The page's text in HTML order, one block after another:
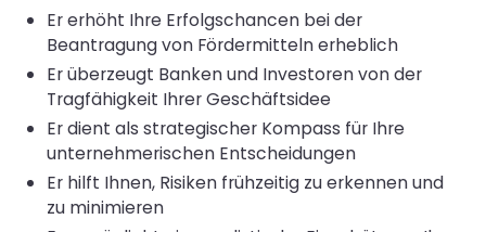
Er erhöht Ihre Erfolgschancen bei der
Beantragung von Fördermitteln erheblich
Er überzeugt Banken und Investoren von der
Tragfähigkeit Ihrer Geschäftsidee
Er dient als strategischer Kompass für Ihre
unternehmerischen Entscheidungen
Er hilft Ihnen, Risiken frühzeitig zu erkennen und
zu minimieren